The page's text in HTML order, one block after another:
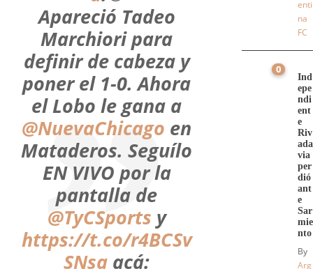
Apareció Tadeo
Marchiori para
definir de cabeza y
poner el 1-0. Ahora
el Lobo le gana a
@NuevaChicago en
Mataderos. Seguílo
EN VIVO por la
pantalla de
@TyCSports y
https://t.co/r4BCSv
SNsa acá:
enti
na
FC
0
Ind
epe
ndi
ent
e
Riv
ada
via
per
dió
ant
e
Sar
mie
nto
By
Arg